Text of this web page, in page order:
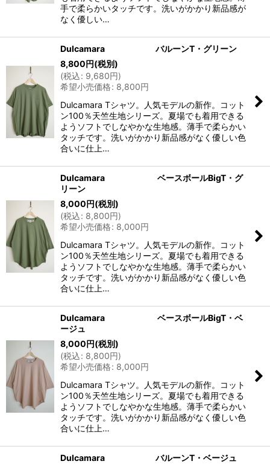
手で柔らかいタッチです。洗いがかかり新品感が
なく優しい…
Dulcamara バルーンT・グリーン
8,800円(税別)
(税込: 9,680円)
希望小売価格: 8,800円
Dulcamara Tシャツ。人気モデルの新作。コット
ン100％天竺生地シリーズ。夏場でも着用できる
ようソフトでしなやかな生地感。薄手で柔らかい
タッチです。洗いがかかり新品感がなく優しい色
合いに仕上…
Dulcamara ベースボールBigT・グ
リーン
8,000円(税別)
(税込: 8,800円)
希望小売価格: 8,000円
Dulcamara Tシャツ。人気モデルの新作。コット
ン100％天竺生地シリーズ。夏場でも着用できる
ようソフトでしなやかな生地感。薄手で柔らかい
タッチです。洗いがかかり新品感がなく優しい色
合いに仕上…
Dulcamara ベースボールBigT・ベ
ージュ
8,000円(税別)
(税込: 8,800円)
希望小売価格: 8,000円
Dulcamara Tシャツ。人気モデルの新作。コット
ン100％天竺生地シリーズ。夏場でも着用できる
ようソフトでしなやかな生地感。薄手で柔らかい
タッチです。洗いがかかり新品感がなく優しい色
合いに仕上…
Dulcamara バルーンT・ベージュ